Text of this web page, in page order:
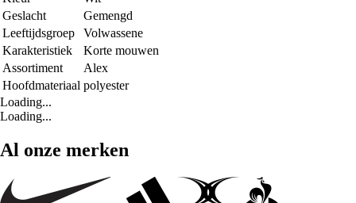
Geslacht
Gemengd
Leeftijdsgroep
Volwassene
Karakteristiek
Korte mouwen
Assortiment
Alex
Hoofdmateriaal polyester
Loading...
Loading...
Al onze merken